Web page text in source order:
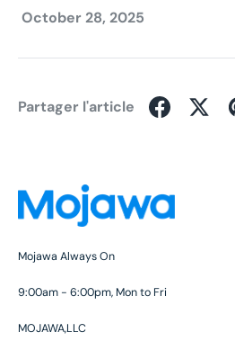
October 28, 2025
Partager l'article
Mojawa Always On
9:00am - 6:00pm, Mon to Fri
MOJAWA,LLC